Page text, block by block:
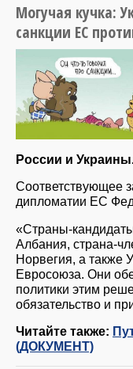
Могучая кучка:
санкции ЕС
России и
Соответствующее
дипломатии ЕС
«Страны-
Албания, страна-
Норвегия, а также
Евросоюза. Они
политики этим
обязательство и
Читайте также:
(ДОКУМЕНТ)